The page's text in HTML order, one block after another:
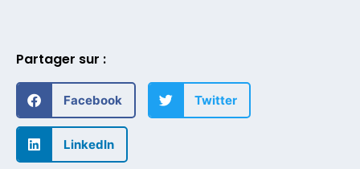
Partager sur :
Facebook Twitter
LinkedIn